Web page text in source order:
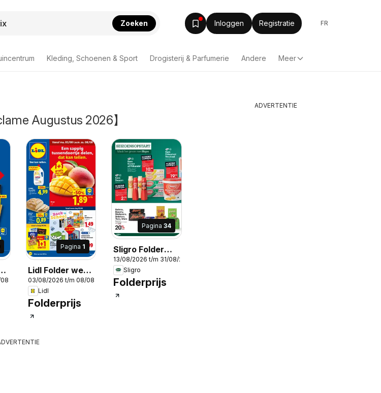
Zoeken Inloggen Registratie FR
Kleding, Schoenen & Sport Drogisterij & Parfumerie Andere Meer
Augustus 2026】
2026
Pagina 1
Lidl Folder week
32
03/08/2026 t/m 08/08/2026
Lidl
Folderprijs
Pagina 34
Sligro Folder
Wijn
13/08/2026 t/m 31/08/2026
Sligro
Folderprijs
ADVERTENTIE